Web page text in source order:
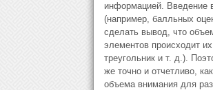
информацией. Введение
(например, балльных
сделать вывод, что
элементов происходит
треугольник и т. д.).
же точно и отчетливо,
объема внимания для